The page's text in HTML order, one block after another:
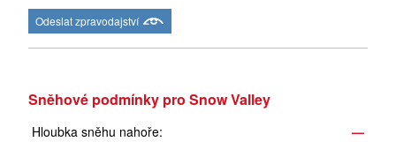
Odeslat zpravodajství
Sněhové podmínky pro Snow Valley
Hloubka sněhu nahoře:
—